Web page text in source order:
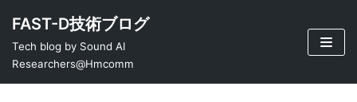
コ
ン
テ
ン
FAST-D技術ブログ
Tech blog by Sound AI
Researchers@Hmcomm